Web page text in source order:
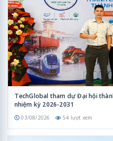
TechGlobal tham dự Đại hội
nhiệm kỳ 2026-2031
03/08/2026 54 lượt xem